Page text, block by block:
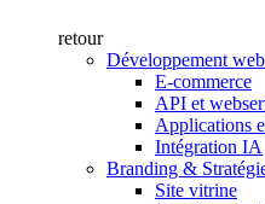
retour
Développement
E-commerce
API et
Applications
Intégration IA
Branding &
Site vitrine